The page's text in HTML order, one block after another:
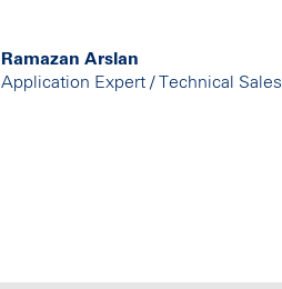
Ramazan Arslan
Application Expert / Technical Sales